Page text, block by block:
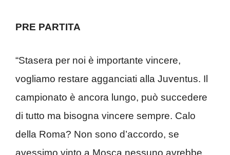
PRE PARTITA
“Stasera per noi è importante vincere,
vogliamo restare agganciati alla Juventus. Il
campionato è ancora lungo, può succedere
di tutto ma bisogna vincere sempre. Calo
della Roma? Non sono d’accordo, se
avessimo vinto a Mosca nessuno avrebbe